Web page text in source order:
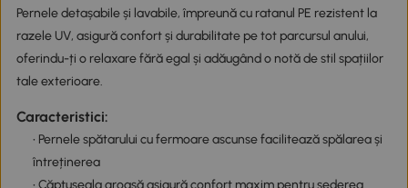
Pernele detașabile și lavabile, împreună cu ratanul PE rezistent la
razele UV, asigură confort și durabilitate pe tot parcursul anului,
oferindu-ți o relaxare fără egal și adăugând o notă de stil spațiilor
tale exterioare.
Caracteristici:
• Pernele spătarului cu fermoare ascunse facilitează spălarea și
întreținerea